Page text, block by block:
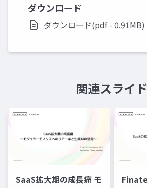
ダウンロード
ダウンロード(pdf - 0.91MB)
関連スライド
SaaS拡大期の成長痛 モ